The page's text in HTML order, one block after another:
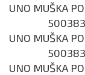
UNO MUŠKA
UNO MUŠKA
UNO MUŠKA